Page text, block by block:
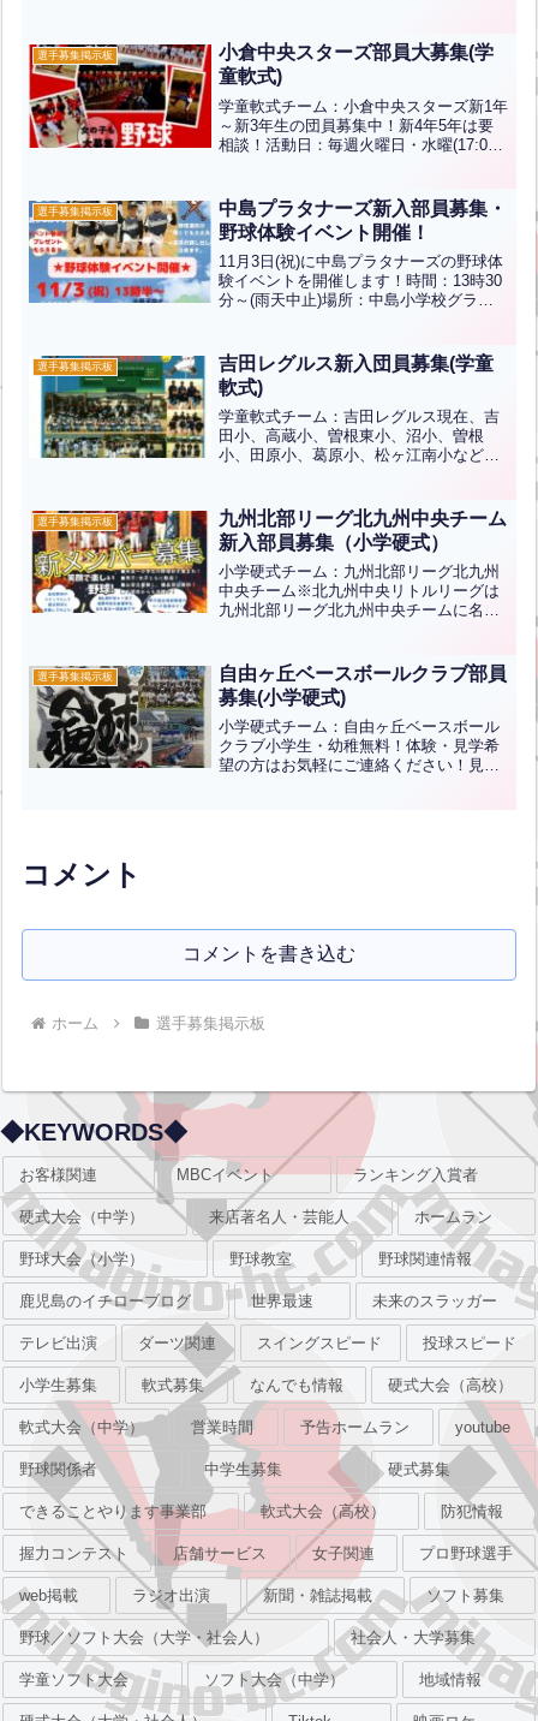
帽子、動きやすい服装、お茶、タオルを
ご準備ください...全文はクリック
選手募集掲示板
小倉中央スターズ部員大募集(学
童軟式)
学童軟式チーム：小倉中央スターズ新1年
～新3年生の団員募集中！新4年5年は要
相談！活動日：毎週火曜日・水曜(17:00
随時募集！！初心者歓迎、男女不問！詳
しく...全文はクリック
選手募集掲示板
中島プラタナーズ新入部員募集・
野球体験イベント開催！
11月3日(祝)に中島プラタナーズの野球体
験イベントを開催します！時間：13時30
分～(雨天中止)場所：中島小学校グラウ
ィング。試合形式で野球を体験出来ま
す！※道具の...全文はクリック
選手募集掲示板
吉田レグルス新入団員募集(学童
軟式)
学童軟式チーム：吉田レグルス現在、吉
田小、高蔵小、曽根東小、沼小、曽根
小、田原小、葛原小、松ヶ江南小などの
てみませんか？１ヶ月間体験無料！！練
習日時：毎週土曜日、日曜日...全文はク
リック
選手募集掲示板
九州北部リーグ北九州中央チーム
新入部員募集（小学硬式）
小学硬式チーム：九州北部リーグ北九州
中央チーム※北九州中央リトルリーグは
九州北部リーグ北九州中央チームに名称
九州市中央卸売市場内グラウンド◎年長
～小学生の野...全文はクリック
選手募集掲示板
自由ヶ丘ベースボールクラブ部員
募集(小学硬式)
小学硬式チーム：自由ヶ丘ベースボール
クラブ小学生・幼稚無料！体験・見学希
望の方はお気軽にご連絡ください！見学
コメント
コメントを書き込む
ホーム 選手募集掲示板
◆KEYWORDS◆
お客様関連 MBCイベント ランキング入賞者
硬式大会（中学） 来店著名人・芸能人 ホームラン
野球大会（小学） 野球教室 野球関連情報
鹿児島のイチローブログ 世界最速 未来のスラッガー
テレビ出演 ダーツ関連 スイングスピード 投球スピード
小学生募集 軟式募集 なんでも情報 硬式大会（高校）
軟式大会（中学） 営業時間 予告ホームラン youtube
野球関係者 中学生募集 硬式募集
できることやります事業部 軟式大会（高校） 防犯情報
握力コンテスト 店舗サービス 女子関連 プロ野球選手
web掲載 ラジオ出演 新聞・雑誌掲載 ソフト募集
野球／ソフト大会（大学・社会人） 社会人・大学募集
学童ソフト大会 ソフト大会（中学） 地域情報